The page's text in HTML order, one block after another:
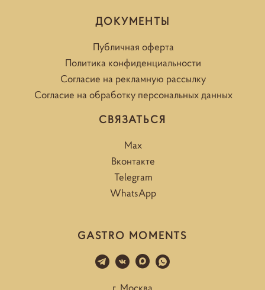
ДОКУМЕНТЫ
Публичная оферта
Политика конфиденциальности
Согласие на рекламную рассылку
Согласие на обработку персональных данных
СВЯЗАТЬСЯ
Max
Вконтакте
Telegram
WhatsApp
GASTRO MOMENTS
г. Москва